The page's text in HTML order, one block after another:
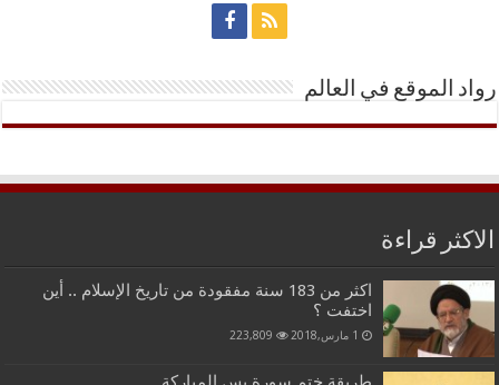
رواد الموقع في العالم
الاكثر قراءة
اكثر من 183 سنة مفقودة من تاريخ الإسلام .. أين
اختفت ؟
1 مارس,2018 223,809